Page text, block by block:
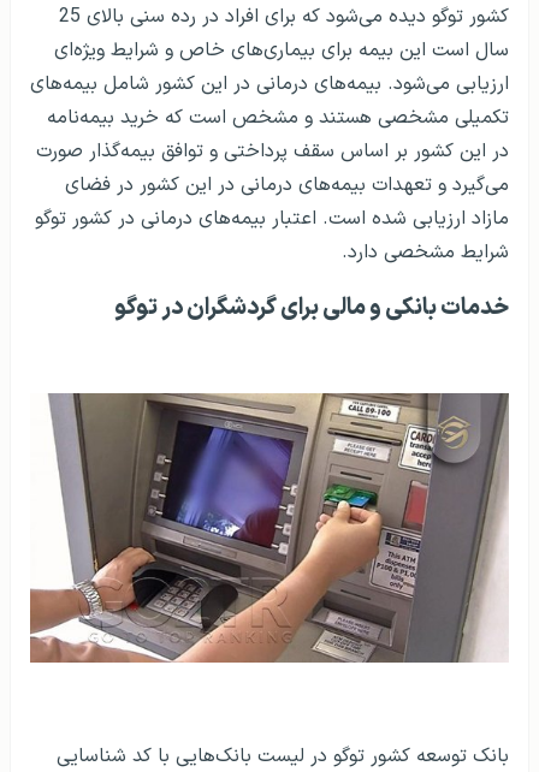
کشور توگو دیده می‌شود که برای افراد در رده سنی بالای 25
سال است این بیمه برای بیماری‌های خاص و شرایط ویژه‌ای
ارزیابی می‌شود. بیمه‌های درمانی در این کشور شامل بیمه‌های
تکمیلی مشخصی هستند و مشخص است که خرید بیمه‌نامه
در این کشور بر اساس سقف پرداختی و توافق بیمه‌گذار صورت
می‌گیرد و تعهدات بیمه‌های درمانی در این کشور در فضای
مازاد ارزیابی شده است. اعتبار بیمه‌های درمانی در کشور توگو
شرایط مشخصی دارد.
خدمات بانکی و مالی برای گردشگران در توگو
بانک توسعه کشور توگو در لیست بانک‌هایی با کد شناسایی